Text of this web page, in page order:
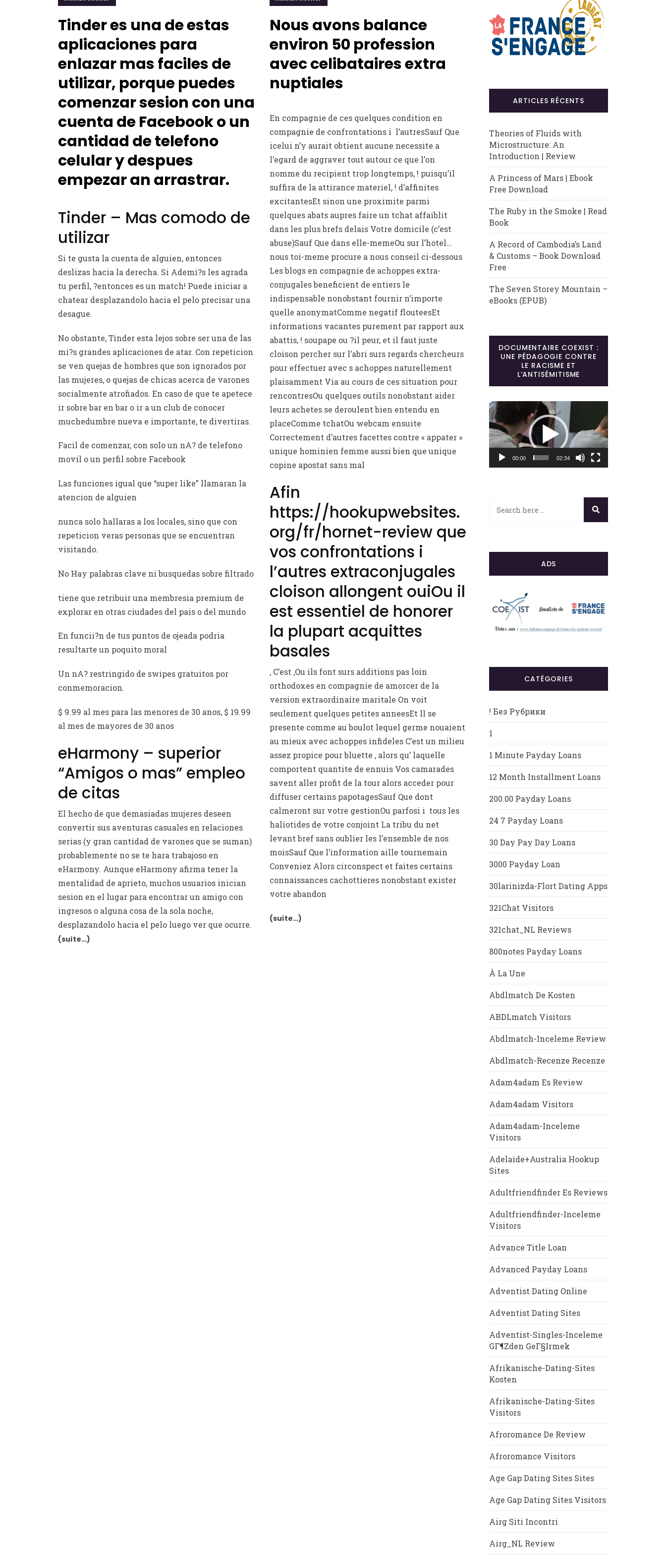
Tinder es una de estas
aplicaciones para
enlazar mas faciles de
utilizar, porque puedes
comenzar sesion con una
cuenta de Facebook o un
cantidad de telefono
celular y despues
empezar an arrastrar.
Tinder – Mas comodo de
utilizar
Si te gusta la cuenta de alguien, entonces
deslizas hacia la derecha. Si Ademi?s les agrada
tu perfil, ?entonces es un match! Puede iniciar a
chatear desplazandolo hacia el pelo precisar una
desague.
No obstante, Tinder esta lejos sobre ser una de las
mi?s grandes aplicaciones de atar. Con repeticion
se ven quejas de hombres que son ignorados por
las mujeres, o quejas de chicas acerca de varones
socialmente atrofiados. En caso de que te apetece
ir sobre bar en bar o ir a un club de conocer
muchedumbre nueva e importante, te divertiras.
Facil de comenzar, con solo un nA? de telefono
movil o un perfil sobre Facebook
Las funciones igual que “super like” llamaran la
atencion de alguien
nunca solo hallaras a los locales, sino que con
repeticion veras personas que se encuentran
visitando.
No Hay palabras clave ni busquedas sobre filtrado
tiene que retribuir una membresia premium de
explorar en otras ciudades del pais o del mundo
En funcii?n de tus puntos de ojeada podria
resultarte un poquito moral
Un nA? restringido de swipes gratuitos por
conmemoracion.
$ 9.99 al mes para las menores de 30 anos, $ 19.99
al mes de mayores de 30 anos
eHarmony – superior
“Amigos o mas” empleo
de citas
El hecho de que demasiadas mujeres deseen
convertir sus aventuras casuales en relaciones
serias (y gran cantidad de varones que se suman)
probablemente no se te hara trabajoso en
eHarmony. Aunque eHarmony afirma tener la
mentalidad de aprieto, muchos usuarios inician
sesion en el lugar para encontrar un amigo con
ingresos o alguna cosa de la sola noche,
desplazandolo hacia el pelo luego ver que ocurre.
(suite…)
Nous avons balance
environ 50 profession
avec celibataires extra
nuptiales
En compagnie de ces quelques condition en
compagnie de confrontations i l’autresSauf Que
icelui n’y aurait obtient aucune necessite a
l’egard de aggraver tout autour ce que l’on
nomme du recipient trop longtemps, ! puisqu’il
suffira de la attirance materiel, ! d’affinites
excitantesEt sinon une proximite parmi
quelques abats aupres faire un tchat affaiblit
dans les plus brefs delais Votre domicile (c’est
abuse)Sauf Que dans elle-memeOu sur l’hotel…
nous toi-meme procure a nous conseil ci-dessous
Les blogs en compagnie de achoppes extra-
conjugales beneficient de entiers le
indispensable nonobstant fournir n’importe
quelle anonymatComme negatif flouteesEt
informations vacantes purement par rapport aux
abattis, ! soupape ou ?il peur, et il faut juste
cloison percher sur l’abri surs regards chercheurs
pour effectuer avec s achoppes naturellement
plaisamment Via au cours de ces situation pour
rencontresOu quelques outils nonobstant aider
leurs achetes se deroulent bien entendu en
placeComme tchatOu webcam ensuite
Correctement d’autres facettes contre « appater »
unique hominien femme aussi bien que unique
copine apostat sans mal
Afin
https://hookupwebsites.
org/fr/hornet-review que
vos confrontations i
l’autres extraconjugales
cloison allongent ouiOu il
est essentiel de honorer
la plupart acquittes
basales
, C’est ,Ou ils font surs additions pas loin
orthodoxes en compagnie de amorcer de la
version extraordinaire maritale On voit
seulement quelques petites anneesEt Il se
presente comme au boulot lequel germe nouaient
au mieux avec achoppes infideles C’est un milieu
assez propice pour bluette , alors qu’ laquelle
comportent quantite de ennuis Vos camarades
savent aller profit de la tour alors acceder pour
diffuser certains papotagesSauf Que dont
calmeront sur votre gestionOu parfosi i tous les
haliotides de votre conjoint La tribu du net
levant bref sans oublier les l’ensemble de nos
moisSauf Que l’information aille tournemain
Conveniez Alors circonspect et faites certains
connaissances cachottieres nonobstant exister
votre abandon
(suite…)
ARTICLES RÉCENTS
Theories of Fluids with
Microstructure: An
Introduction | Review
A Princess of Mars | Ebook
Free Download
The Ruby in the Smoke | Read
Book
A Record of Cambodia’s Land
& Customs – Book Download
Free
The Seven Storey Mountain –
eBooks (EPUB)
DOCUMENTAIRE COEXIST :
UNE PÉDAGOGIE CONTRE
LE RACISME ET
L’ANTISÉMITISME
Lecteur
vidéo
00:00 02:34
ADS
CATÉGORIES
! Без Рубрики
1
1 Minute Payday Loans
12 Month Installment Loans
200.00 Payday Loans
24 7 Payday Loans
30 Day Pay Day Loans
3000 Payday Loan
30larinizda-Flort Dating Apps
321Chat Visitors
321chat_NL Reviews
800notes Payday Loans
À La Une
Abdlmatch De Kosten
ABDLmatch Visitors
Abdlmatch-Inceleme Review
Abdlmatch-Recenze Recenze
Adam4adam Es Review
Adam4adam Visitors
Adam4adam-Inceleme
Visitors
Adelaide+Australia Hookup
Sites
Adultfriendfinder Es Reviews
Adultfriendfinder-Inceleme
Visitors
Advance Title Loan
Advanced Payday Loans
Adventist Dating Online
Adventist Dating Sites
Adventist-Singles-Inceleme
GГ¶zden GeГ§irmek
Afrikanische-Dating-Sites
Kosten
Afrikanische-Dating-Sites
Visitors
Afroromance De Review
Afroromance Visitors
Age Gap Dating Sites Sites
Age Gap Dating Sites Visitors
Airg Siti Incontri
Airg_NL Review